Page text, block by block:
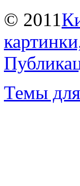
© 2011
Темы